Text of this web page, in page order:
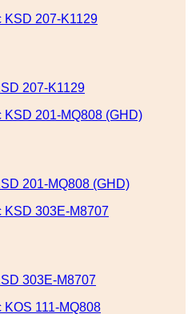
207-K1129
201-MQ808 (GHD)
303E-M8707